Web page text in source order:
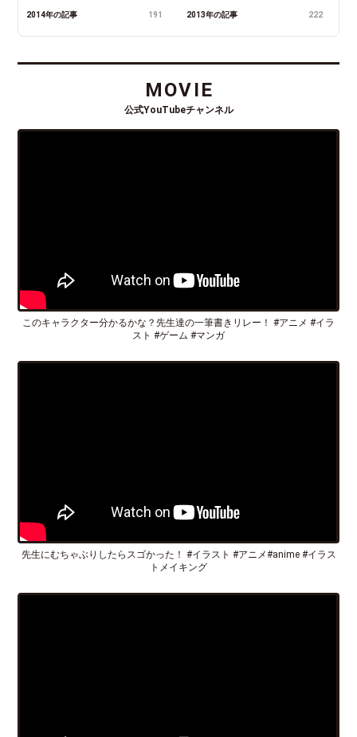
2014年の記事 191 2013年の記事 222
MOVIE
公式YouTubeチャンネル
このキャラクター分かるかな？先生達の一筆書きリレー！ #アニメ #イラ
スト #ゲーム #マンガ
先生にむちゃぶりしたらスゴかった！ #イラスト #アニメ#anime #イラス
トメイキング